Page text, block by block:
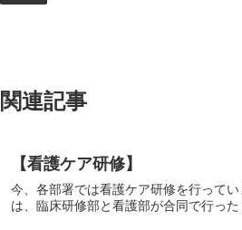
関連記事
【看護ケア研修】
今、各部署では看護ケア研修を行って
は、臨床研修部と看護部が合同で行っ